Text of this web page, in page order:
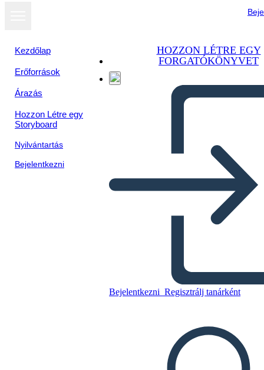
Kezdőlap
Erőforrások
Árazás
Hozzon Létre egy
Storyboard
Nyilvántartás
Bejelentkezni
HOZZON LÉTRE EGY
FORGATÓKÖNYVET
Bejelentkezni Regisztrálj tanárként
DIAVETÍTÉS LEJÁTSZÁSA
OLVASS NEKEM
Megtekintés
diavetítésként